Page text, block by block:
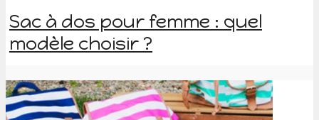
Sac à dos pour femme : quel
modèle choisir ?